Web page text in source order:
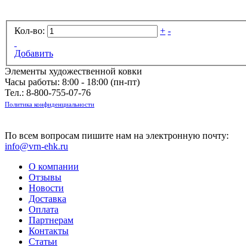
Кол-во: + -
Добавить
Элементы художественной ковки
Часы работы: 8:00 - 18:00 (пн-пт)
Тел.: 8-800-755-07-76
Политика конфиденциальности
По всем вопросам пишите нам на электронную почту:
info@vrn-ehk.ru
О компании
Отзывы
Новости
Доставка
Оплата
Партнерам
Контакты
Статьи